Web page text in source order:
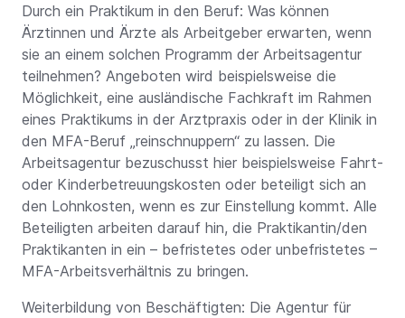
Durch ein Praktikum in den Beruf: Was können
Ärztinnen und Ärzte als Arbeitgeber erwarten, wenn
sie an einem solchen Programm der Arbeitsagentur
teilnehmen? Angeboten wird beispielsweise die
Möglichkeit, eine ausländische Fachkraft im Rahmen
eines Praktikums in der Arztpraxis oder in der Klinik in
den MFA-Beruf „reinschnuppern“ zu lassen. Die
Arbeitsagentur bezuschusst hier beispielsweise Fahrt-
oder Kinderbetreuungskosten oder beteiligt sich an
den Lohnkosten, wenn es zur Einstellung kommt. Alle
Beteiligten arbeiten darauf hin, die Praktikantin/den
Praktikanten in ein – befristetes oder unbefristetes –
MFA-Arbeitsverhältnis zu bringen.
Weiterbildung von Beschäftigten: Die Agentur für